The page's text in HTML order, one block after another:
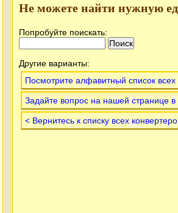
Не можете найти нужную
Попробуйте поискать:
Другие варианты:
Посмотрите алфавитный список всех
Задайте вопрос на нашей странице
< Вернитесь к списку всех